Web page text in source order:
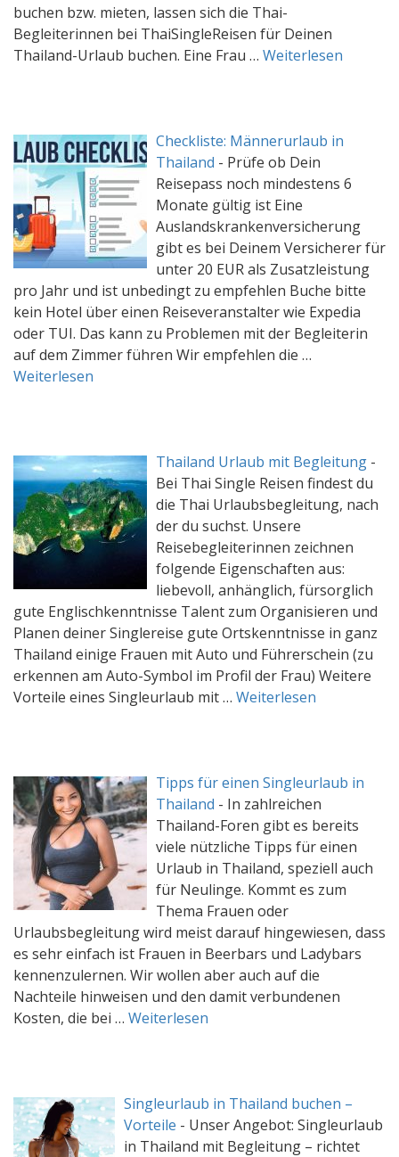
buchen bzw. mieten, lassen sich die Thai-
Begleiterinnen bei ThaiSingleReisen für Deinen
Thailand-Urlaub buchen. Eine Frau … Weiterlesen
Checkliste: Männerurlaub in
Thailand - Prüfe ob Dein
Reisepass noch mindestens 6
Monate gültig ist Eine
Auslandskrankenversicherung
gibt es bei Deinem Versicherer für
unter 20 EUR als Zusatzleistung
pro Jahr und ist unbedingt zu empfehlen Buche bitte
kein Hotel über einen Reiseveranstalter wie Expedia
oder TUI. Das kann zu Problemen mit der Begleiterin
auf dem Zimmer führen Wir empfehlen die …
Weiterlesen
Thailand Urlaub mit Begleitung -
Bei Thai Single Reisen findest du
die Thai Urlaubsbegleitung, nach
der du suchst. Unsere
Reisebegleiterinnen zeichnen
folgende Eigenschaften aus:
liebevoll, anhänglich, fürsorglich
gute Englischkenntnisse Talent zum Organisieren und
Planen deiner Singlereise gute Ortskenntnisse in ganz
Thailand einige Frauen mit Auto und Führerschein (zu
erkennen am Auto-Symbol im Profil der Frau) Weitere
Vorteile eines Singleurlaub mit … Weiterlesen
Tipps für einen Singleurlaub in
Thailand - In zahlreichen
Thailand-Foren gibt es bereits
viele nützliche Tipps für einen
Urlaub in Thailand, speziell auch
für Neulinge. Kommt es zum
Thema Frauen oder
Urlaubsbegleitung wird meist darauf hingewiesen, dass
es sehr einfach ist Frauen in Beerbars und Ladybars
kennenzulernen. Wir wollen aber auch auf die
Nachteile hinweisen und den damit verbundenen
Kosten, die bei … Weiterlesen
Singleurlaub in Thailand buchen –
Vorteile - Unser Angebot: Singleurlaub
in Thailand mit Begleitung – richtet